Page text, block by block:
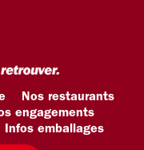
Nos restaurants
engagements
Infos emballages